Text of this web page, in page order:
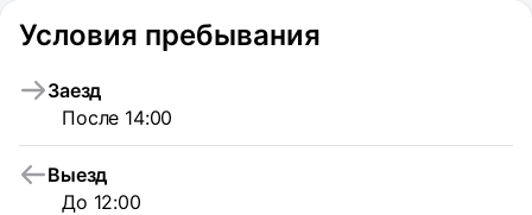
Условия пребывания
Заезд
После 14:00
Выезд
До 12:00